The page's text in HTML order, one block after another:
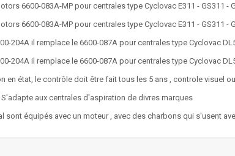
6600-083A-MP pour centrales type Cyclovac E311 - GS311 -
6600-083A-MP pour centrales type Cyclovac E311 - GS311 -
204A il remplace le 6600-087A pour centrales type Cyclovac
204A il remplace le 6600-087A pour centrales type Cyclovac
en état, le contrôle doit être fait tous les 5 ans , controle visuel
S'adapte aux centrales d'aspiration de divres marques
équipés avec un moteur , avec des charbons qui s'usent